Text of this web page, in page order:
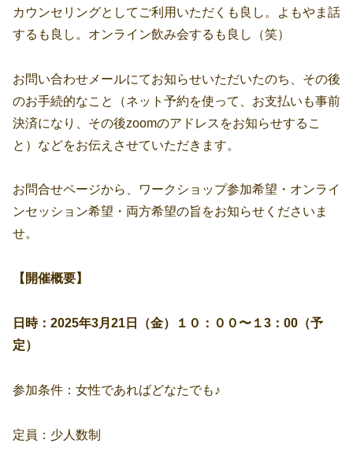
カウンセリングとしてご利用いただくも良し。よもやま話
するも良し。オンライン飲み会するも良し（笑）
お問い合わせメールにてお知らせいただいたのち、その後
のお手続的なこと（ネット予約を使って、お支払いも事前
決済になり、その後zoomのアドレスをお知らせするこ
と）などをお伝えさせていただきます。
お問合せページから、ワークショップ参加希望・オンライ
ンセッション希望・両方希望の旨をお知らせくださいま
せ。
【開催概要】
日時：2025年3月21日（金）１０：００〜１3：00（予
定）
参加条件：女性であればどなたでも♪
定員：少人数制